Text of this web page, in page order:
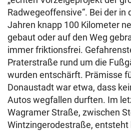
Radwegeoffensive“. Bei der in
Jahren knapp 100 Kilometer
gebaut oder auf den Weg
immer friktionsfrei.
Praterstraße rund um die
wurden entschärft. Prämisse
Donaustadt war etwa, dass
Autos wegfallen durften. Im
Wagramer Straße, zwischen
Wintzingerodestraße, entsteht